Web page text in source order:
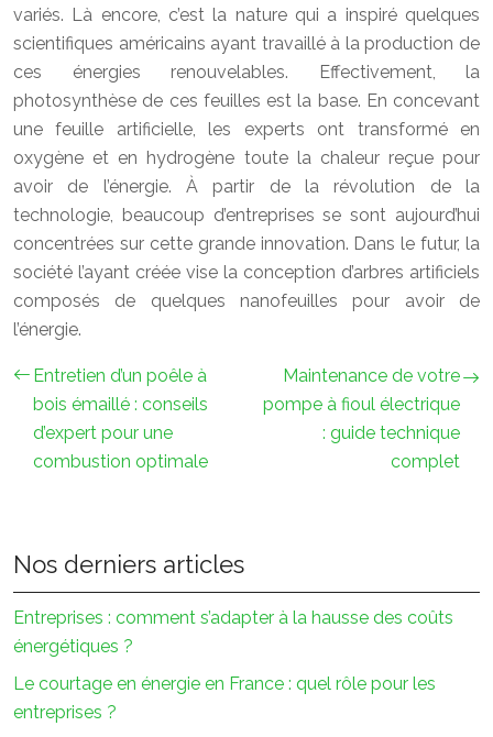
variés. Là encore, c’est la nature qui a inspiré quelques
scientifiques américains ayant travaillé à la production de
ces énergies renouvelables. Effectivement, la
photosynthèse de ces feuilles est la base. En concevant
unefeuille artificielle, les experts ont transformé en
oxygène et en hydrogène toute la chaleur reçue pour
avoir de l’énergie. À partir de la révolution de la
technologie, beaucoup d’entreprises se sont aujourd’hui
concentrées sur cette grande innovation. Dans le futur, la
société l’ayant créée vise la conception d’arbres artificiels
composés de quelques nanofeuilles pour avoir de
l’énergie.
Entretien d’un poêle à
bois émaillé : conseils
d’expert pour une
combustion optimale
Maintenance de votre
pompe à fioul électrique
: guide technique
complet
Nos derniers articles
Entreprises : comment s’adapter à la hausse des coûts
énergétiques ?
Le courtage en énergie en France : quel rôle pour les
entreprises ?